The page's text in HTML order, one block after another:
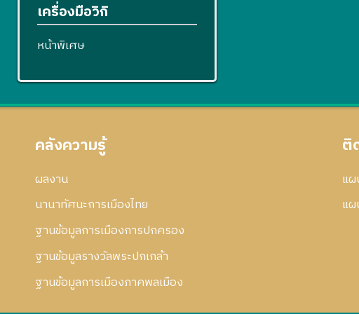
เครื่องมือวิกิ
หน้าพิเศษ
คลังความรู้
ผลงาน
นานาทัศนะการเมืองไทย
ฐานข้อมูลการเมืองการปกครอง
ฐานข้อมูลรางวัลพระปกเกล้า
ฐานข้อมูลการเมืองภาคพลเมือง
ติ
แผ
แ